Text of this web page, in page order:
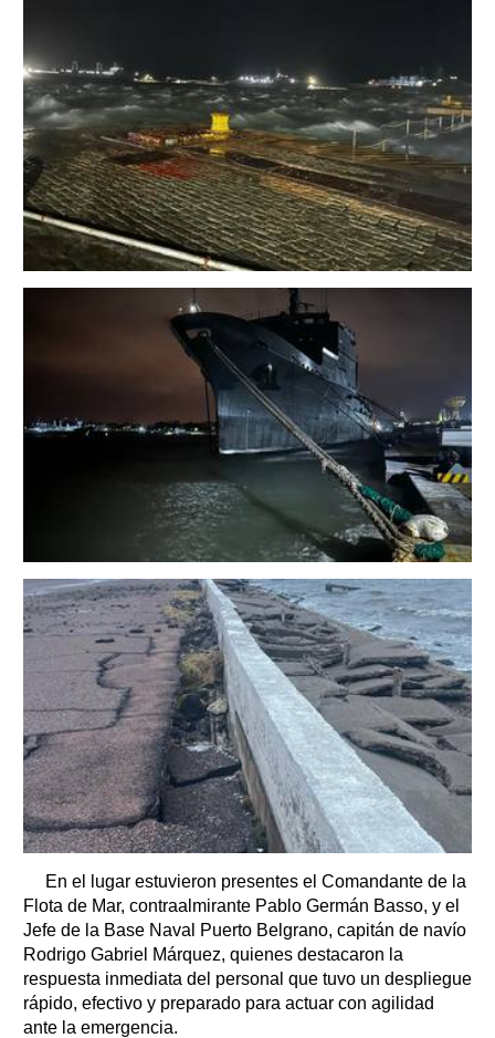
En el lugar estuvieron presentes el Comandante de la
Flota de Mar, contraalmirante Pablo Germán Basso, y el
Jefe de la Base Naval Puerto Belgrano, capitán de navío
Rodrigo Gabriel Márquez, quienes destacaron la
respuesta inmediata del personal que tuvo un despliegue
rápido, efectivo y preparado para actuar con agilidad
ante la emergencia.